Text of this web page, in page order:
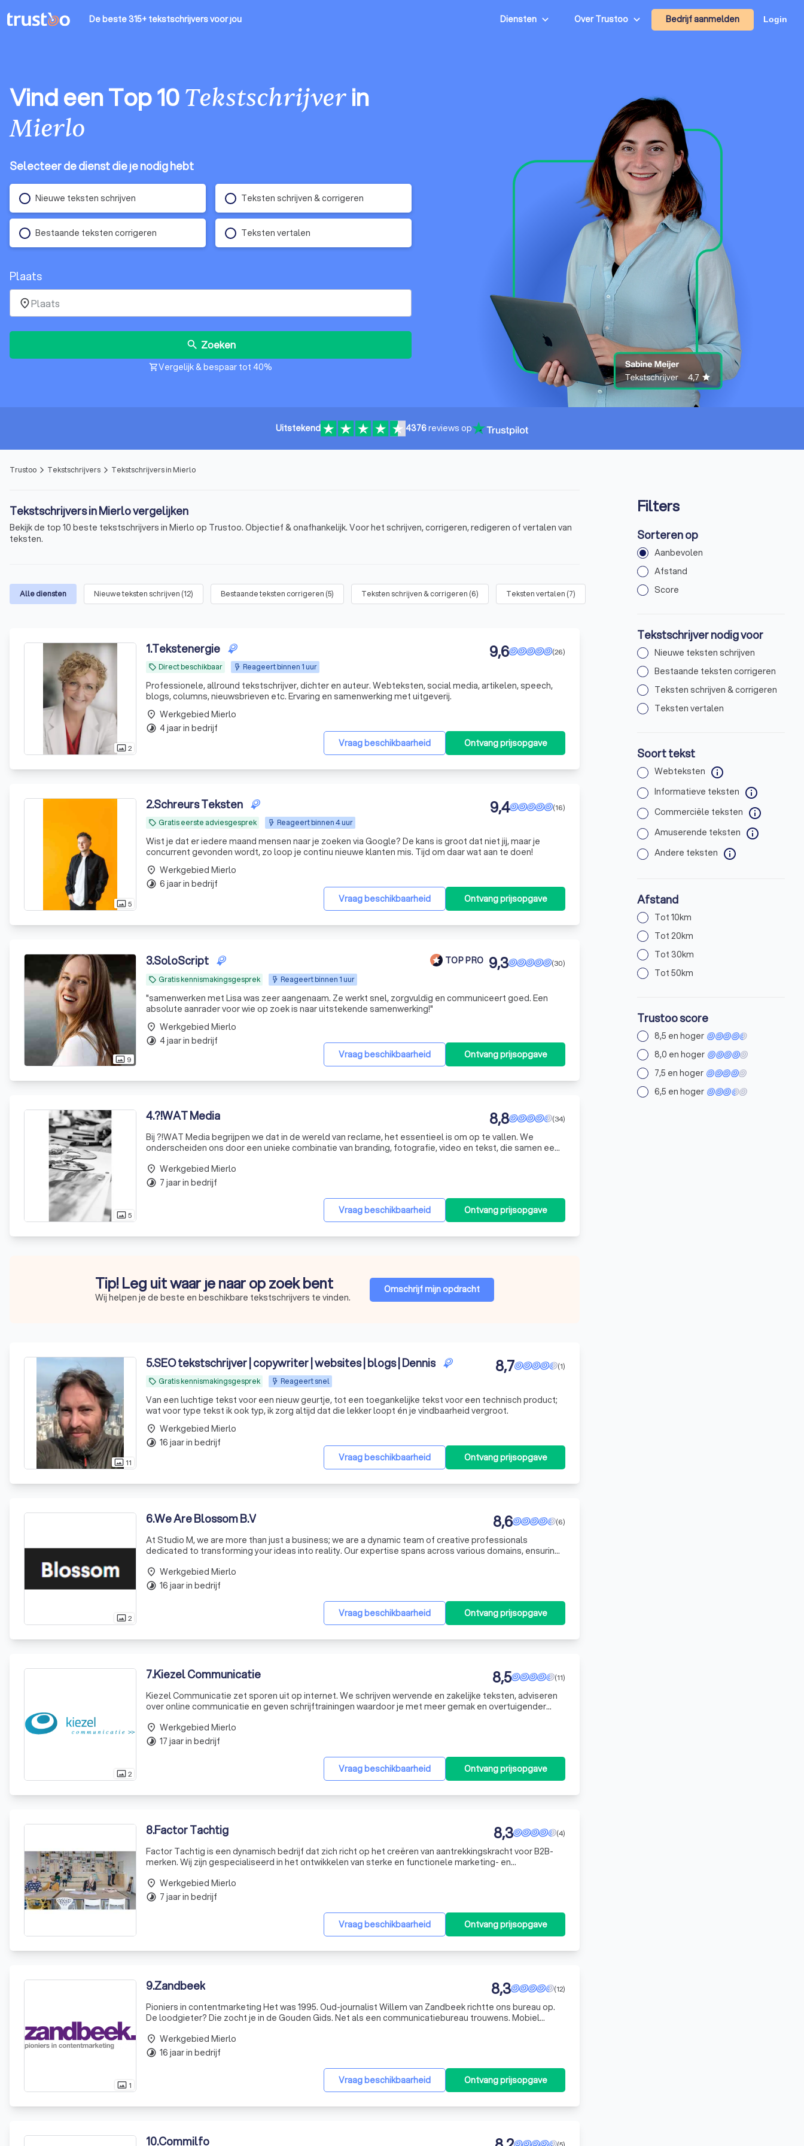
De beste 315+ tekstschrijversvoor jou Diensten Over Trustoo Bedrijf aanmelden Login
Vind een Top 10Tekstschrijverin
Mierlo
Selecteer de dienst die je nodig hebt
Nieuwe teksten schrijven Teksten schrijven & corrigeren
Bestaande teksten corrigeren Teksten vertalen
Plaats
place
search Zoeken
shopping_cartVergelijk & bespaar tot 40%
Uitstekend 4376reviews op
Trustoo arrow_forward_ios Tekstschrijvers arrow_forward_ios Tekstschrijvers in Mierlo
Tekstschrijvers in Mierlo vergelijken
Bekijk de top 10 beste tekstschrijvers in Mierlo op Trustoo. Objectief & onafhankelijk. Voor het schrijven, corrigeren, redigeren of vertalen van
teksten.
Alle diensten Nieuwe teksten schrijven (12) Bestaande teksten corrigeren (5) Teksten schrijven & corrigeren (6) Teksten vertalen (7)
photo_size_select_actual2
1.Tekstenergie
local_offer Direct beschikbaar Reageert binnen 1 uur
(26)
9,6
Professionele, allround tekstschrijver, dichter en auteur. Webteksten, social media, artikelen, speech,
blogs, columns, nieuwsbrieven etc. Ervaring en samenwerking met uitgeverij.
Vraag beschikbaarheid Ontvang prijsopgave
place Werkgebied Mierlo
timelapse 4 jaar in bedrijf
photo_size_select_actual5
2.Schreurs Teksten
local_offer Gratis eerste adviesgesprek Reageert binnen 4 uur
(16)
9,4
Wist je dat er iedere maand mensen naar je zoeken via Google? De kans is groot dat niet jij, maar je
concurrent gevonden wordt, zo loop je continu nieuwe klanten mis. Tijd om daar wat aan te doen!
Vraag beschikbaarheid Ontvang prijsopgave
place Werkgebied Mierlo
timelapse 6 jaar in bedrijf
photo_size_select_actual 9
3.SoloScript TOP PRO
local_offer Gratis kennismakingsgesprek Reageert binnen 1 uur
(30)
9,3
"samenwerken met Lisa was zeer aangenaam. Ze werkt snel, zorgvuldig en communiceert goed. Een
absolute aanrader voor wie op zoek is naar uitstekende samenwerking!"
Vraag beschikbaarheid Ontvang prijsopgave
place Werkgebied Mierlo
timelapse 4 jaar in bedrijf
photo_size_select_actual5
4.?!WAT Media (34)
8,8
Bij ?!WAT Media begrijpen we dat in de wereld van reclame, het essentieel is om op te vallen. We
onderscheiden ons door een unieke combinatie van branding, fotografie, video en tekst, die samen een
frac
Vraag beschikbaarheid Ontvang prijsopgave
place Werkgebied Mierlo
timelapse 7 jaar in bedrijf
Tip! Leg uit waar je naar op zoek bent
Wij helpen je de beste en beschikbare tekstschrijvers te vinden.
Omschrijf mijn opdracht
photo_size_select_actual 11
5.SEO tekstschrijver | copywriter | websites | blogs | Dennis
local_offer Gratis kennismakingsgesprek Reageert snel
(1)
8,7
Van een luchtige tekst voor een nieuw geurtje, tot een toegankelijke tekst voor een technisch product;
wat voor type tekst ik ook typ, ik zorg altijd dat die lekker loopt én je vindbaarheid vergroot.
Vraag beschikbaarheid Ontvang prijsopgave
place Werkgebied Mierlo
timelapse 16 jaar in bedrijf
photo_size_select_actual2
6.We Are Blossom B.V (6)
8,6
At Studio M, we are more than just a business; we are a dynamic team of creative professionals
dedicated to transforming your ideas into reality. Our expertise spans across various domains, ensuring
Vraag beschikbaarheid Ontvang prijsopgave
place Werkgebied Mierlo
timelapse 16 jaar in bedrijf
photo_size_select_actual2
7.Kiezel Communicatie (11)
8,5
Kiezel Communicatie zet sporen uit op internet. We schrijven wervende en zakelijke teksten, adviseren
over online communicatie en geven schrijftrainingen waardoor je met meer gemak en overtuigender
Vraag beschikbaarheid Ontvang prijsopgave
place Werkgebied Mierlo
timelapse 17 jaar in bedrijf
8.Factor Tachtig (4)
8,3
Factor Tachtig is een dynamisch bedrijf dat zich richt op het creëren van aantrekkingskracht voor B2B-
merken. Wij zijn gespecialiseerd in het ontwikkelen van sterke en functionele marketing- en
creatie
Vraag beschikbaarheid Ontvang prijsopgave
place Werkgebied Mierlo
timelapse 7 jaar in bedrijf
photo_size_select_actual 1
9.Zandbeek (12)
8,3
Pioniers in contentmarketing Het was 1995. Oud-journalist Willem van Zandbeek richtte ons bureau op.
De loodgieter? Die zocht je in de Gouden Gids. Net als een communicatiebureau trouwens. Mobiel
Zandbeek w
Vraag beschikbaarheid Ontvang prijsopgave
place Werkgebied Mierlo
timelapse 16 jaar in bedrijf
10.Commilfo
Filters
Sorteren op
Aanbevolen
Afstand
Score
Tekstschrijver nodig voor
Nieuwe teksten schrijven
Bestaande teksten corrigeren
Teksten schrijven & corrigeren
Teksten vertalen
Soort tekst
Webteksten info
Informatieve teksten info
Commerciële teksten info
Amuserende teksten info
Andere teksten info
Afstand
Tot 10km
Tot 20km
Tot 30km
Tot 50km
Trustoo score
8,5 en hoger
8,0 en hoger
7,5 en hoger
6,5 en hoger